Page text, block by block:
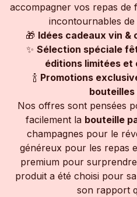
accompagner vos repas de
incontournables de
🎁 Idées cadeaux vin &
✨ Sélection spéciale
éditions limitées
🍾 Promotions
bouteilles
Nos offres sont pensées
facilement la bouteille
champagnes pour le
généreux pour les repas
premium pour
produit a été choisi pour
son rapport